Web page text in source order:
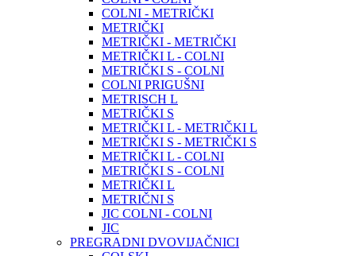
COLNI - METRIČKI
METRIČKI
METRIČKI - METRIČKI
METRIČKI L - COLNI
METRIČKI S - COLNI
COLNI PRIGUŠNI
METRISCH L
METRIČKI S
METRIČKI L - METRIČKI L
METRIČKI S - METRIČKI S
METRIČKI L - COLNI
METRIČKI S - COLNI
METRIČKI L
METRIČNI S
JIC COLNI - COLNI
JIC
PREGRADNI DVOVIJAČNICI